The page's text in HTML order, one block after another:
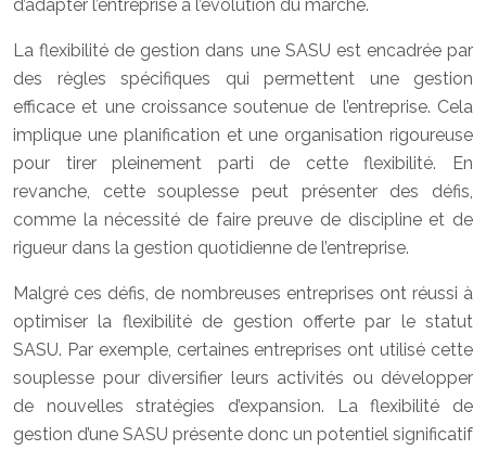
d’adapter l’entreprise à l’évolution du marché.
La flexibilité de gestion dans une SASU est encadrée par
des règles spécifiques qui permettent une gestion
efficace et une croissance soutenue de l’entreprise. Cela
implique une planification et une organisation rigoureuse
pour tirer pleinement parti de cette flexibilité. En
revanche, cette souplesse peut présenter des défis,
comme la nécessité de faire preuve de discipline et de
rigueur dans la gestion quotidienne de l’entreprise.
Malgré ces défis, de nombreuses entreprises ont réussi à
optimiser la flexibilité de gestion offerte par le statut
SASU. Par exemple, certaines entreprises ont utilisé cette
souplesse pour diversifier leurs activités ou développer
de nouvelles stratégies d’expansion. La flexibilité de
gestion d’une SASU présente donc un potentiel significatif